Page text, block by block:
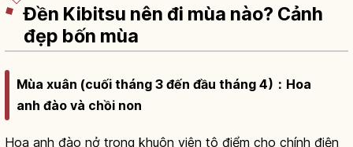
Đền Kibitsu nên đi mùa nào? Cảnh
đẹp bốn mùa
Mùa xuân (cuối tháng 3 đến đầu tháng 4)：Hoa
anh đào và chồi non
Hoa anh đào nở trong khuôn viên tô điểm cho chính điện